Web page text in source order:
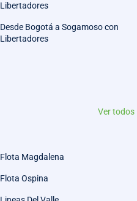
Libertadores
Desde Bogotá a Sogamoso con
Libertadores
Ver todos
Flota Magdalena
Flota Ospina